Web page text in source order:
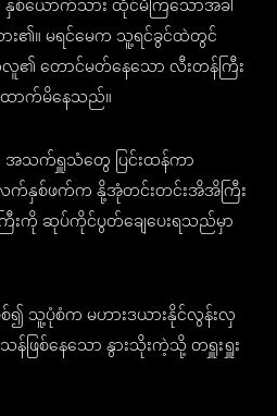
ယောက်သား ထိုင်မိကြသောအခါ
။ မရင်မေက သူ့ရင်ခွင်ထဲတွင်
၏ တောင်မတ်နေသော လီးတန်ကြီး
ောက်မိနေသည်။
သက်ရှူသံတွေ ပြင်းထန်ကာ
က်နှစ်ဖက်က နို့အုံတင်းတင်းအိအိကြီး
းကို ဆုပ်ကိုင်ပွတ်ချေပေးရသည်မှာ
စ်၍ သူ့ပုံစံက မဟားဒယားနိုင်လွန်းလှ
ြစ်နေသော နွားသိုးကဲ့သို့ တရှူးရှူး